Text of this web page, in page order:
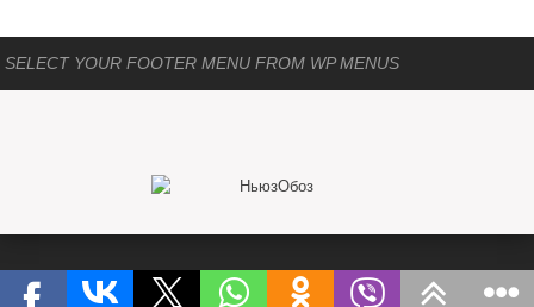
SELECT YOUR FOOTER MENU FROM WP MENUS